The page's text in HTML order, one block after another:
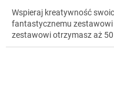
Wspieraj kreatywność
fantastycznemu zestawowi
zestawowi otrzymasz aż